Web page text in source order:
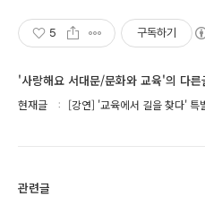
5 구독하기
'사랑해요 서대문/문화와 교육'의 다른
현재글 [강연] '교육에서 길을 찾다' 특
관련글